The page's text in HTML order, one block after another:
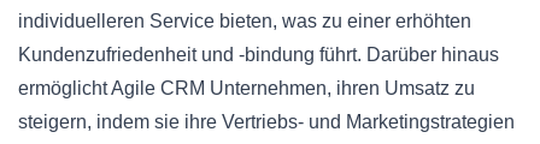
individuelleren Service bieten, was zu einer erhöhten
Kundenzufriedenheit und -bindung führt. Darüber hinaus
ermöglicht Agile CRM Unternehmen, ihren Umsatz zu
steigern, indem sie ihre Vertriebs- und Marketingstrategien